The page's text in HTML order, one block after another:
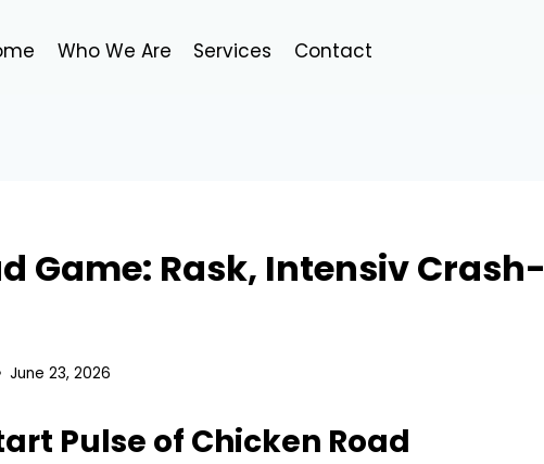
Who We Are Services Contact
Game: Rask, Intensiv Crash-
June 23, 2026
Pulse of Chicken Road